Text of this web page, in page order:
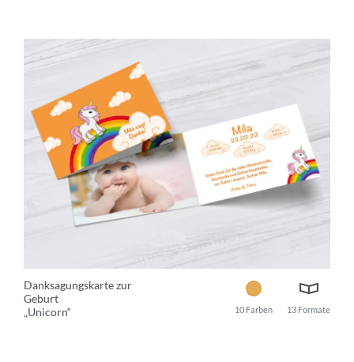
Danksagungskarte zur
Geburt
„Unicorn“
13 Formate
10 Farben